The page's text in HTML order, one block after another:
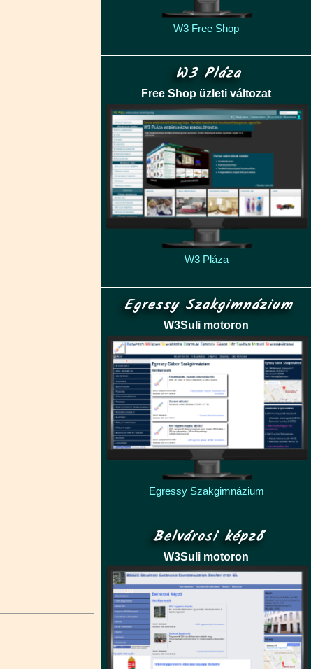
W3 Free Shop
W3 Pláza
Free Shop üzleti változat
W3 Pláza
Egressy Szakgimnázium
W3Suli motoron
Egressy Szakgimnázium
Belvárosi képző
W3Suli motoron